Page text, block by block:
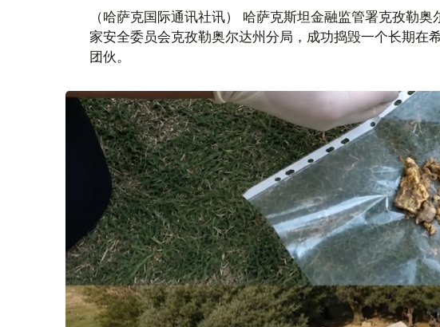
（哈萨克国际通讯社讯） 哈萨克斯坦金融监管署克孜勒
家安全委员会克孜勒奥尔达州分局，成功捣毁一个长期在
团伙。